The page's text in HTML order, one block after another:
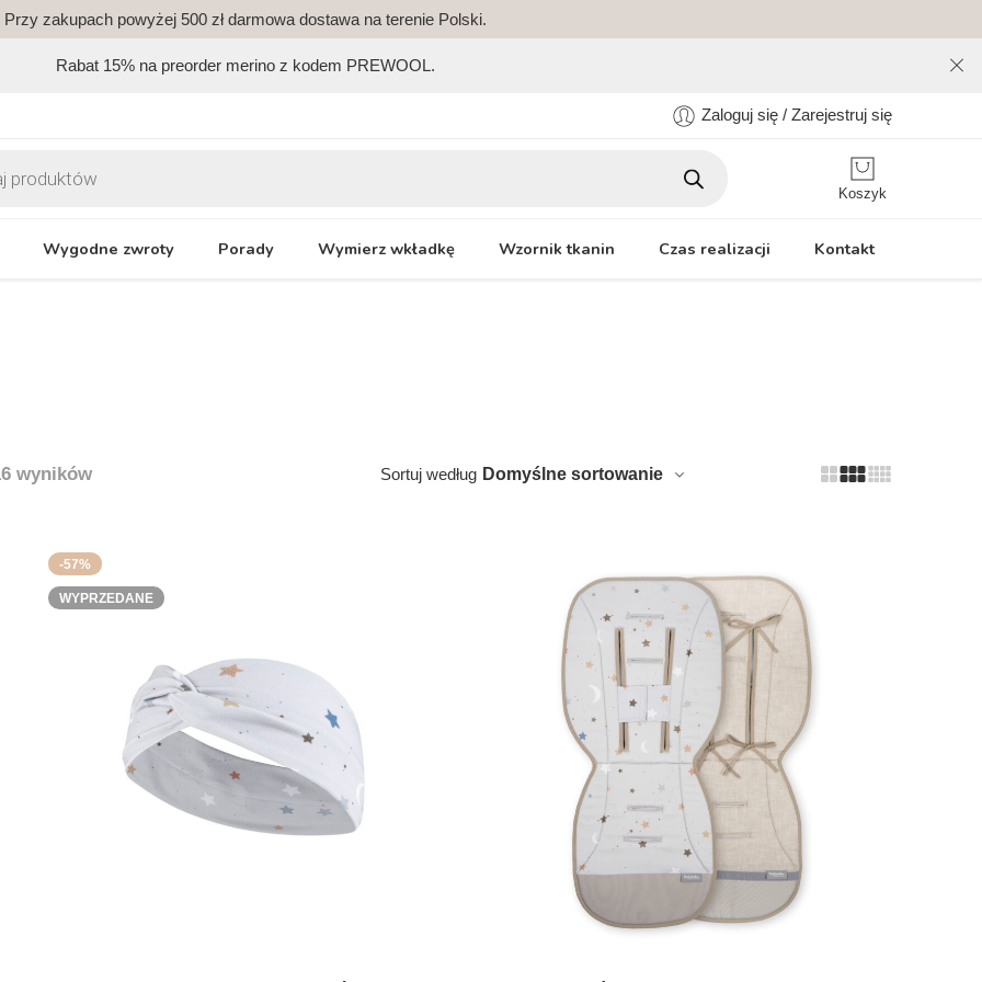
Przy zakupach powyżej 500 zł darmowa dostawa na terenie Polski.
Rabat 15% na preorder merino z kodem PREWOOL.
Zaloguj się / Zarejestruj się
Koszyk
Wygodne zwroty Porady Wymierz wkładkę Wzornik tkanin Czas realizacji Kontakt
wyników Sortuj według Domyślne sortowanie
-57%
WYPRZEDANE